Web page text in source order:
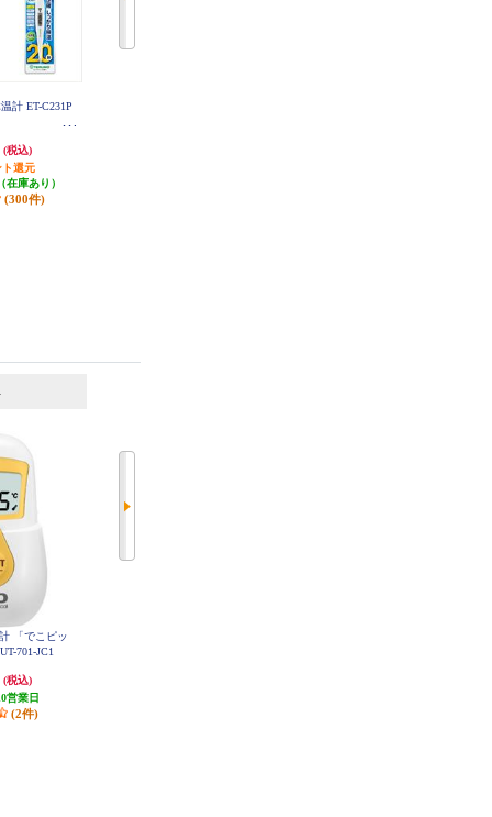
計 ET-C231P
(税込)
ト還元
在庫あり）
(300件)
「でこピッ
701-JC1
(税込)
営業日
(2件)